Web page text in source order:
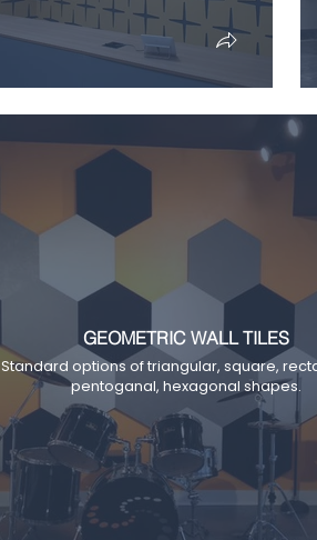
GEOMETRIC WALL TILES
Standard options of triangular, square,
pentoganal, hexagonal shapes.